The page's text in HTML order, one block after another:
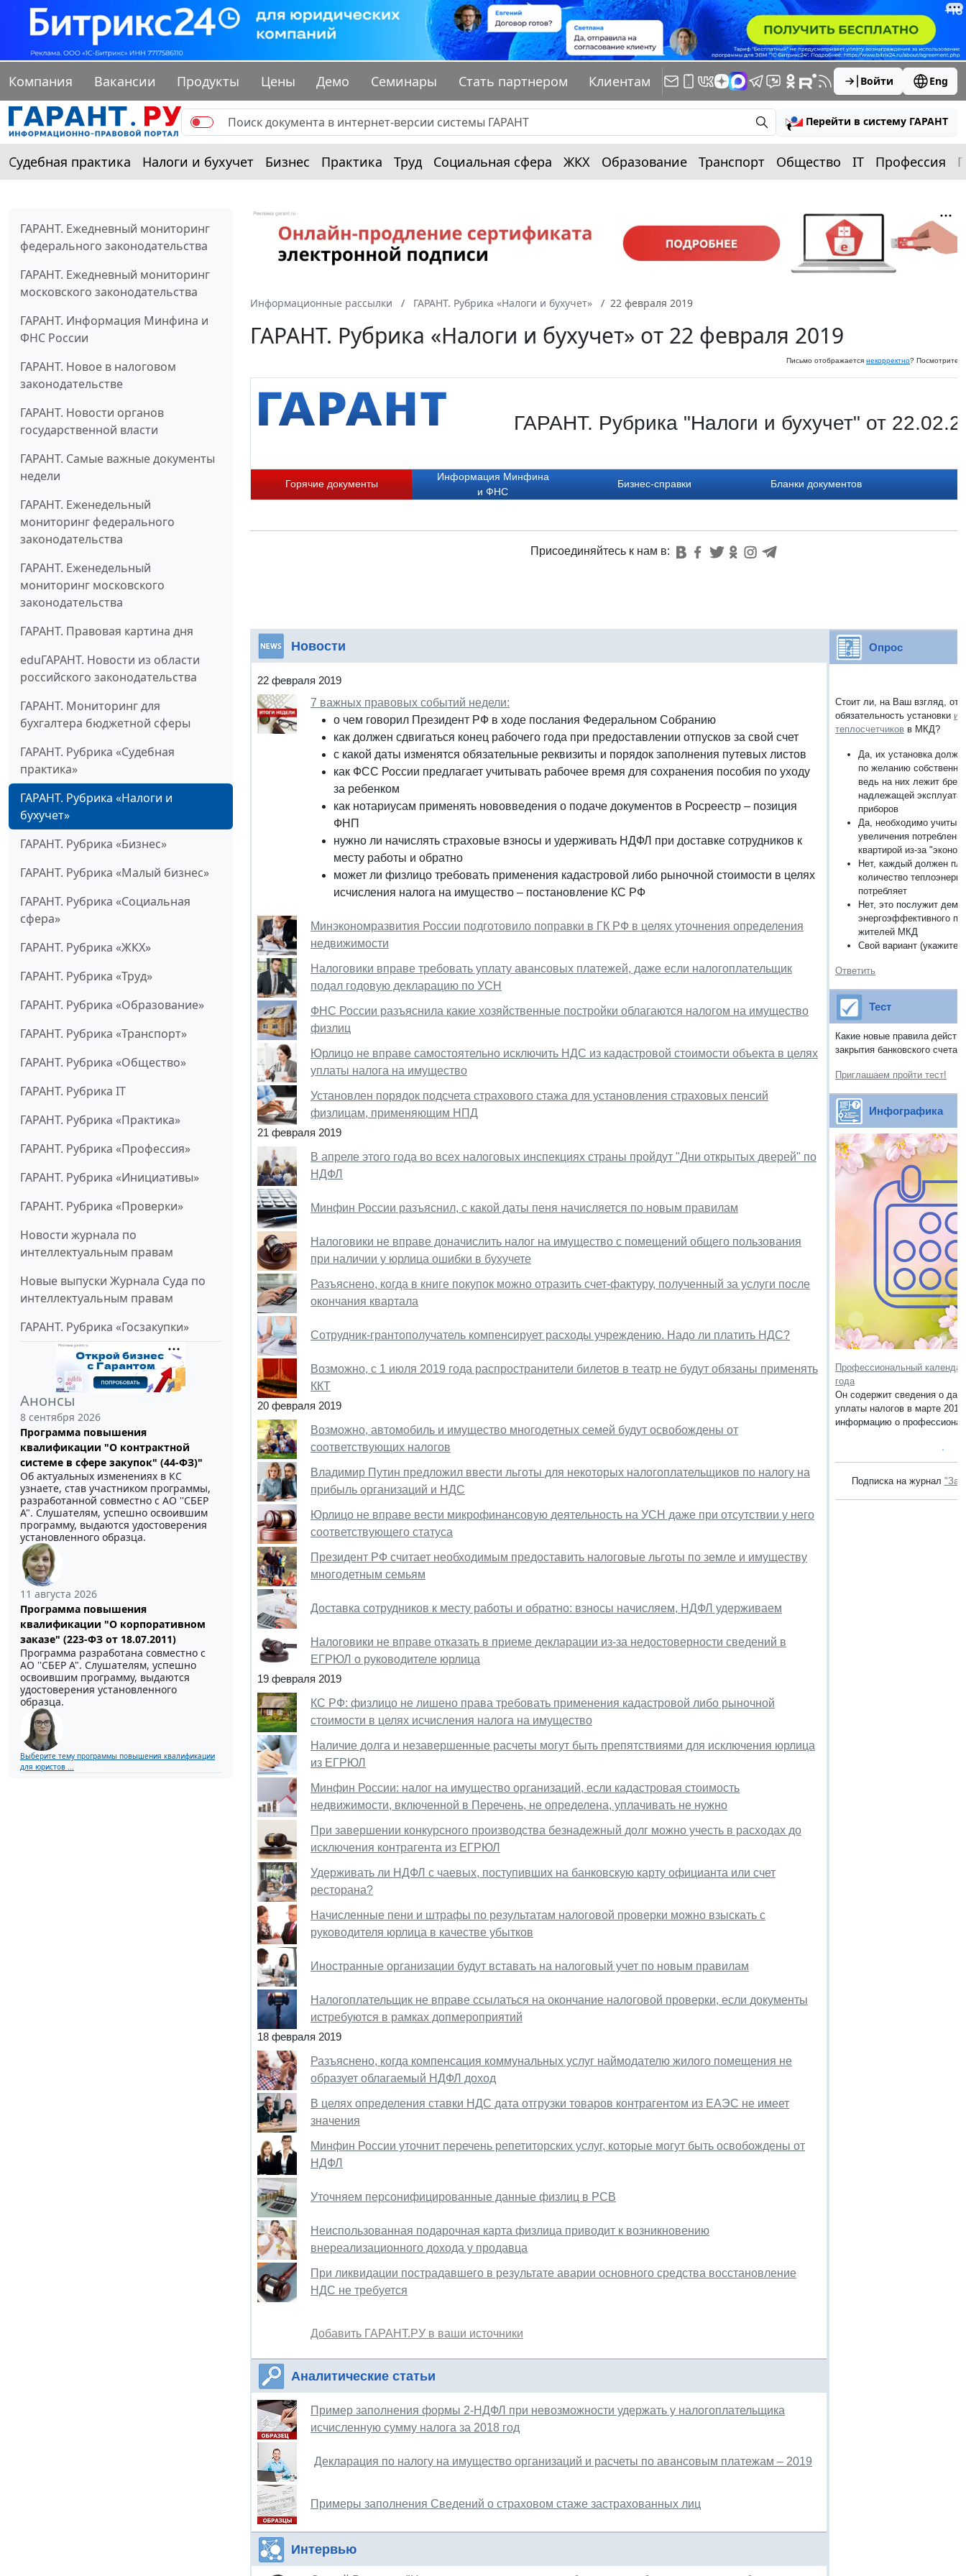
Компания Вакансии Продукты Цены Демо Семинары Стать партнером Клиентам Войти Eng
Перейти в систему ГАРАНТ
Судебная практика Налоги и бухучет Бизнес Практика Труд Социальная сфера ЖКХ Образование Транспорт Общество IT Профессия
ГАРАНТ. Ежедневный мониторинг
федерального законодательства
ГАРАНТ. Ежедневный мониторинг
московского законодательства
ГАРАНТ. Информация Минфина и
ФНС России
ГАРАНТ. Новое в налоговом
законодательстве
ГАРАНТ. Новости органов
государственной власти
ГАРАНТ. Самые важные документы
недели
ГАРАНТ. Еженедельный
мониторинг федерального
законодательства
ГАРАНТ. Еженедельный
мониторинг московского
законодательства
ГАРАНТ. Правовая картина дня
eduГАРАНТ. Новости из области
российского законодательства
ГАРАНТ. Мониторинг для
бухгалтера бюджетной сферы
ГАРАНТ. Рубрика «Судебная
практика»
ГАРАНТ. Рубрика «Налоги и
бухучет»
ГАРАНТ. Рубрика «Бизнес»
ГАРАНТ. Рубрика «Малый бизнес»
ГАРАНТ. Рубрика «Социальная
сфера»
ГАРАНТ. Рубрика «ЖКХ»
ГАРАНТ. Рубрика «Труд»
ГАРАНТ. Рубрика «Образование»
ГАРАНТ. Рубрика «Транспорт»
ГАРАНТ. Рубрика «Общество»
ГАРАНТ. Рубрика IT
ГАРАНТ. Рубрика «Практика»
ГАРАНТ. Рубрика «Профессия»
ГАРАНТ. Рубрика «Инициативы»
ГАРАНТ. Рубрика «Проверки»
Новости журнала по
интеллектуальным правам
Новые выпуски Журнала Суда по
интеллектуальным правам
ГАРАНТ. Рубрика «Госзакупки»
Анонсы
8 сентября 2026
Программа повышения
квалификации "О контрактной
системе в сфере закупок" (44-ФЗ)"
Об актуальных изменениях в КС
узнаете, став участником программы,
разработанной совместно с АО ''СБЕР
А". Слушателям, успешно освоившим
программу, выдаются удостоверения
установленного образца.
11 августа 2026
Программа повышения
квалификации "О корпоративном
заказе" (223-ФЗ от 18.07.2011)
Программа разработана совместно с
АО ''СБЕР А". Слушателям, успешно
освоившим программу, выдаются
удостоверения установленного
образца.
Выберите тему программы повышения квалификации
для юристов ...
Информационные рассылки ГАРАНТ. Рубрика «Налоги и бухучет» 22 февраля 2019
ГАРАНТ. Рубрика «Налоги и бухучет» от 22 февраля 2019
Письмо отображается некорректно? Посмотрите
ГАРАНТ. Рубрика "Налоги и бухучет" от
Горячие документы
Информация Минфина
и ФНС
Бизнес-справки Бланки документов
Присоединяйтесь к нам в:
Новости
22 февраля 2019
7 важных правовых событий недели:
о чем говорил Президент РФ в ходе послания Федеральном Собранию
как должен сдвигаться конец рабочего года при предоставлении отпусков за свой счет
с какой даты изменятся обязательные реквизиты и порядок заполнения путевых листов
как ФСС России предлагает учитывать рабочее время для сохранения пособия по уходу
за ребенком
как нотариусам применять нововведения о подаче документов в Росреестр – позиция
ФНП
нужно ли начислять страховые взносы и удерживать НДФЛ при доставке сотрудников к
месту работы и обратно
может ли физлицо требовать применения кадастровой либо рыночной стоимости в целях
исчисления налога на имущество – постановление КС РФ
Минэкономразвития России подготовило поправки в ГК РФ в целях уточнения определения
недвижимости
Налоговики вправе требовать уплату авансовых платежей, даже если налогоплательщик
подал годовую декларацию по УСН
ФНС России разъяснила какие хозяйственные постройки облагаются налогом на имущество
физлиц
Юрлицо не вправе самостоятельно исключить НДС из кадастровой стоимости объекта в целях
уплаты налога на имущество
Установлен порядок подсчета страхового стажа для установления страховых пенсий
физлицам, применяющим НПД
21 февраля 2019
В апреле этого года во всех налоговых инспекциях страны пройдут "Дни открытых дверей" по
НДФЛ
Минфин России разъяснил, с какой даты пеня начисляется по новым правилам
Налоговики не вправе доначислить налог на имущество с помещений общего пользования
при наличии у юрлица ошибки в бухучете
Разъяснено, когда в книге покупок можно отразить счет-фактуру, полученный за услуги после
окончания квартала
Сотрудник-грантополучатель компенсирует расходы учреждению. Надо ли платить НДС?
Возможно, с 1 июля 2019 года распространители билетов в театр не будут обязаны применять
ККТ
20 февраля 2019
Возможно, автомобиль и имущество многодетных семей будут освобождены от
соответствующих налогов
Владимир Путин предложил ввести льготы для некоторых налогоплательщиков по налогу на
прибыль организаций и НДС
Юрлицо не вправе вести микрофинансовую деятельность на УСН даже при отсутствии у него
соответствующего статуса
Президент РФ считает необходимым предоставить налоговые льготы по земле и имуществу
многодетным семьям
Доставка сотрудников к месту работы и обратно: взносы начисляем, НДФЛ удерживаем
Налоговики не вправе отказать в приеме декларации из-за недостоверности сведений в
ЕГРЮЛ о руководителе юрлица
19 февраля 2019
КС РФ: физлицо не лишено права требовать применения кадастровой либо рыночной
стоимости в целях исчисления налога на имущество
Наличие долга и незавершенные расчеты могут быть препятствиями для исключения юрлица
из ЕГРЮЛ
Минфин России: налог на имущество организаций, если кадастровая стоимость
недвижимости, включенной в Перечень, не определена, уплачивать не нужно
При завершении конкурсного производства безнадежный долг можно учесть в расходах до
исключения контрагента из ЕГРЮЛ
Удерживать ли НДФЛ с чаевых, поступивших на банковскую карту официанта или счет
ресторана?
Начисленные пени и штрафы по результатам налоговой проверки можно взыскать с
руководителя юрлица в качестве убытков
Иностранные организации будут вставать на налоговый учет по новым правилам
Налогоплательщик не вправе ссылаться на окончание налоговой проверки, если документы
истребуются в рамках допмероприятий
18 февраля 2019
Разъяснено, когда компенсация коммунальных услуг наймодателю жилого помещения не
образует облагаемый НДФЛ доход
В целях определения ставки НДС дата отгрузки товаров контрагентом из ЕАЭС не имеет
значения
Минфин России уточнит перечень репетиторских услуг, которые могут быть освобождены от
НДФЛ
Уточняем персонифицированные данные физлиц в РСВ
Неиспользованная подарочная карта физлица приводит к возникновению
внереализационного дохода у продавца
При ликвидации пострадавшего в результате аварии основного средства восстановление
НДС не требуется
Добавить ГАРАНТ.РУ в ваши источники
Аналитические статьи
Пример заполнения формы 2-НДФЛ при невозможности удержать у налогоплательщика
исчисленную сумму налога за 2018 год
Декларация по налогу на имущество организаций и расчеты по авансовым платежам – 2019
Примеры заполнения Сведений о страховом стаже застрахованных лиц
Интервью
Опрос
Стоит ли, на Ваш взгляд,
обязательность установки
теплосчетчиков в МКД?
Да, их установка
по желанию
ведь на них лежит
надлежащей
приборов
Да, необходимо
увеличения
квартирой из-за
Нет, каждый должен
количество
потребляет
Нет, это послужит
энергоэффективного
жителей МКД
Свой вариант (укажите,
Ответить
Тест
Какие новые правила
закрытия банковского счета?
Приглашаем пройти тест!
Инфографика
Профессиональный
года
Он содержит сведения о
уплаты налогов в марте
информацию о
Подписка на журнал